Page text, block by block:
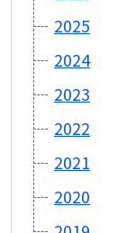
2025
2024
2023
2022
2021
2020